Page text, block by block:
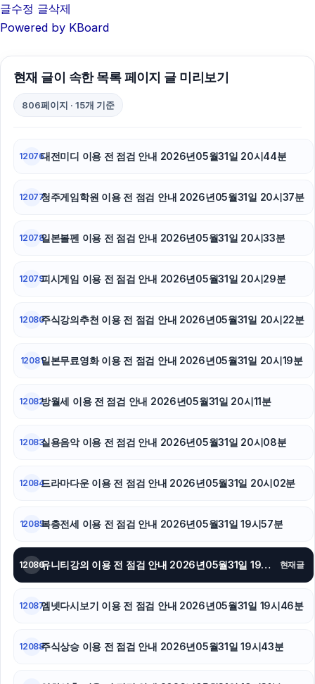
글수정 글삭제
Powered by KBoard
현재 글이 속한 목록 페이지 글 미리보기
806페이지 · 15개 기준
12076대전미디 이용 전 점검 안내 2026년05월31일 20시44분
12077청주게임학원 이용 전 점검 안내 2026년05월31일 20시37분
12078일본볼펜 이용 전 점검 안내 2026년05월31일 20시33분
12079피시게임 이용 전 점검 안내 2026년05월31일 20시29분
12080주식강의추천 이용 전 점검 안내 2026년05월31일 20시22분
12081일본무료영화 이용 전 점검 안내 2026년05월31일 20시19분
12082방월세 이용 전 점검 안내 2026년05월31일 20시11분
12083실용음악 이용 전 점검 안내 2026년05월31일 20시08분
12084드라마다운 이용 전 점검 안내 2026년05월31일 20시02분
12085복층전세 이용 전 점검 안내 2026년05월31일 19시57분
12086 유니티강의 이용 전 점검 안내 2026년05월31일 19시53분 현재글
12087엠넷다시보기 이용 전 점검 안내 2026년05월31일 19시46분
12088주식상승 이용 전 점검 안내 2026년05월31일 19시43분